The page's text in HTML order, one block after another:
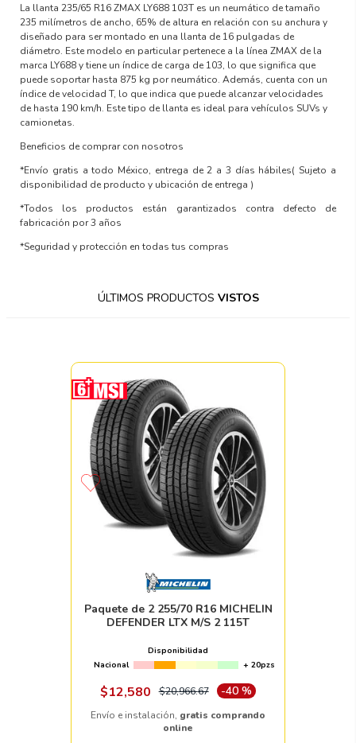
La llanta 235/65 R16 ZMAX LY688 103T es un neumático de tamaño
235 milímetros de ancho, 65% de altura en relación con su anchura y
diseñado para ser montado en una llanta de 16 pulgadas de
diámetro. Este modelo en particular pertenece a la línea ZMAX de la
marca LY688 y tiene un índice de carga de 103, lo que significa que
puede soportar hasta 875 kg por neumático. Además, cuenta con un
índice de velocidad T, lo que indica que puede alcanzar velocidades
de hasta 190 km/h. Este tipo de llanta es ideal para vehículos SUVs y
camionetas.
Beneficios de comprar con nosotros
*Envío gratis a todo México, entrega de 2 a 3 días hábiles( Sujeto a
disponibilidad de producto y ubicación de entrega )
*Todos los productos están garantizados contra defecto de
fabricación por 3 años
*Seguridad y protección en todas tus compras
ÚLTIMOS PRODUCTOS VISTOS
Paquete de 2 255/70 R16 MICHELIN
DEFENDER LTX M/S 2 115T
Disponibilidad
Nacional
+ 20pzs
$12,580 $20,966.67 -40 %
Envío e instalación, gratis comprando
online